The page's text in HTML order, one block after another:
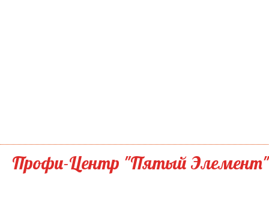
Профи-Центр "Пятый Элемент"